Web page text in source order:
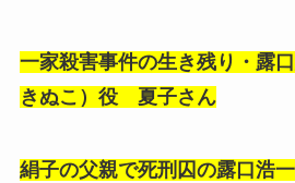
一家殺害事件の生き残り・露
きぬこ）役 夏子さん
絹子の父親で死刑囚の露口浩